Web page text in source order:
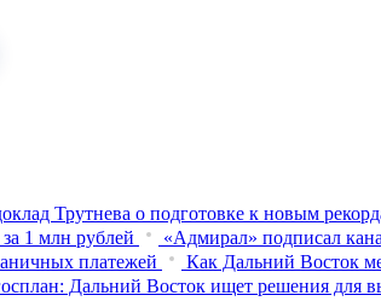
Трутнева о подготовке к новым
1 млн рублей
«Адмирал» подписал
платежей
Как Дальний Восток
Дальний Восток ищет решения для